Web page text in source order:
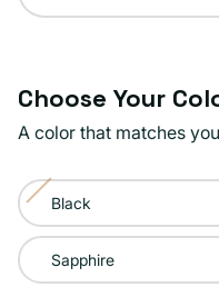
Choose Your
A color that matches
Color:
PinkBlack
Variante
agotada
o
Sapphire